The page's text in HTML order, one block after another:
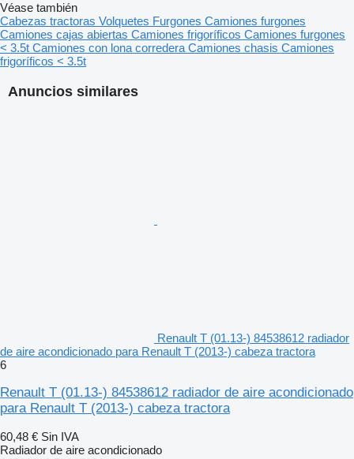
Anuncios similares
Renault T (01.13-) 84538612 radiador
de aire acondicionado para Renault T (2013-) cabeza tractora
6
Renault T (01.13-) 84538612 radiador de aire acondicionado
para Renault T (2013-) cabeza tractora
60,48 € Sin IVA
Radiador de aire acondicionado
Véase también
Cabezas tractoras Volquetes Furgones Camiones furgones
Camiones cajas abiertas Camiones frigoríficos Camiones furgones
< 3.5t Camiones con lona corredera Camiones chasis Camiones
frigoríficos < 3.5t